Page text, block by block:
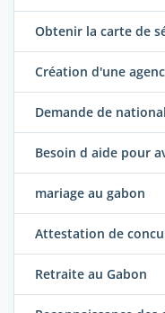
Obtenir la carte de
Création d'une
Demande de
Besoin d aide pour
mariage au gabon
Attestation de
Retraite au Gabon